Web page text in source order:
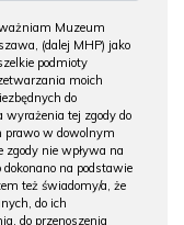
Muzeum
(dalej MHP) jako
podmioty
moich
do
tej zgody do
prawo w dowolnym
zgody nie wpływa na
na podstawie
też świadomy/a, że
do ich
do przenoszenia